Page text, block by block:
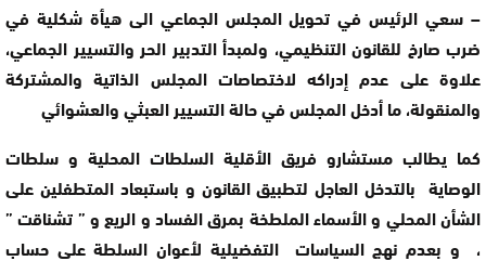
– سعي الرئيس في تحويل المجلس الجماعي الى هيأة شكلية في
ضرب صارخ للقانون التنظيمي، ولمبدأ التدبير الحر والتسيير الجماعي،
علاوة على عدم إدراكه لاختصاصات المجلس الذاتية والمشتركة
والمنقولة، ما أدخل المجلس في حالة التسيير العبثي والعشوائي
كما يطالب مستشارو فريق الأقلية السلطات المحلية و سلطات
الوصاية بالتدخل العاجل لتطبيق القانون و باستبعاد المتطفلين على
الشأن المحلي و الأسماء الملطخة بمرق الفساد و الريع و ” تشناقت ”
، و بعدم نهج السياسات التفضيلية لأعوان السلطة على حساب